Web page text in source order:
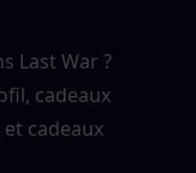
Last War ?
cadeaux
cadeaux